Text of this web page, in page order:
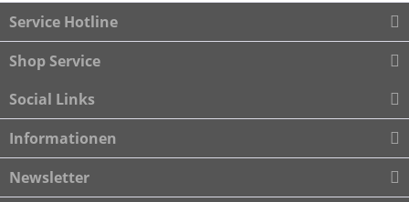
Service Hotline
Shop Service
Social Links
Informationen
Newsletter